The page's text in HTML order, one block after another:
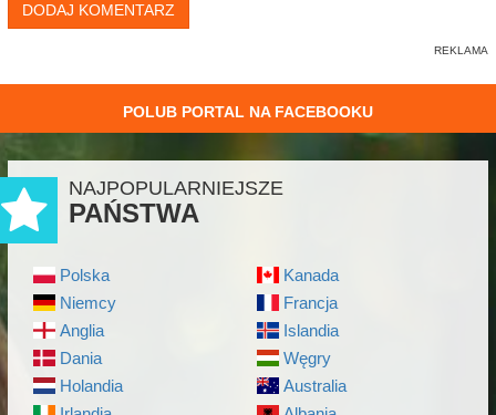
DODAJ KOMENTARZ
POLUB PORTAL NA FACEBOOKU
NAJPOPULARNIEJSZE
PAŃSTWA
Polska
Niemcy
Anglia
Dania
Holandia
Kanada
Francja
Islandia
Węgry
Australia